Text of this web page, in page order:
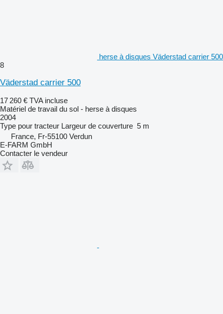
herse à disques Väderstad carrier 500
8
Väderstad carrier 500
17 260 € TVA incluse
Matériel de travail du sol - herse à disques
2004
Type pour tracteur Largeur de couverture 5 m
France, Fr-55100 Verdun
E-FARM GmbH
Contacter le vendeur